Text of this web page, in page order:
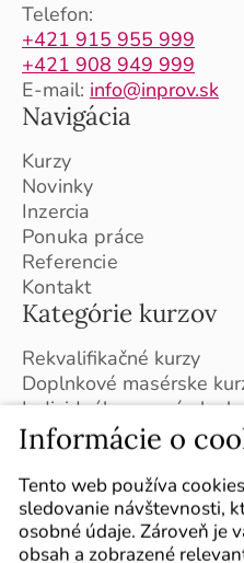
Telefon:
+421 915 955 999
+421 908 949 999
E-mail: info@inprov.sk
Navigácia
Kurzy
Novinky
Inzercia
Ponuka práce
Referencie
Kontakt
Kategórie kurzov
Rekvalifikačné kurzy
Doplnkové masérske
Individuálne masérske
Kurzy v ČR (Brno)
Plán kurzov na školský
Sledujte nás
Označte nás vo svojich
Informácie o
Tento web používa
sledovanie návštevnosti,
osobné údaje. Zároveň je
obsah a zobrazené